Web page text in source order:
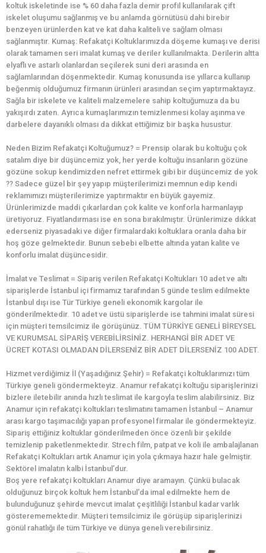
koltuk iskeletinde ise % 60 daha fazla demir profil kullanılarak çift
iskelet oluşumu sağlanmış ve bu anlamda görnütüsü dahi birebir
benzeyen ürünlerden kat ve kat daha kaliteli ve sağlam olması
sağlanmıştır. Kumaş: Refakatçi Koltuklarımızda döşeme kumaşı ve derisi
olarak tamamen seri imalat kumaş ve deriler kullanılmakta. Derilerin altta
elyaflı ve astarlı olanlardan seçilerek suni deri arasında en
sağlamlarından döşenmektedir. Kumaş konusunda ise yıllarca kullanıp
beğenmiş olduğumuz firmanın ürünleri arasından seçim yaptırmaktayız.
Sağla bir iskelete ve kaliteli malzemelere sahip koltuğumuza da bu
yakışırdı zaten. Ayrıca kumaşlarımızın temizlenmesi kolay aşınma ve
darbelere dayanıklı olması da dikkat ettiğimiz bir başka husustur.
Neden Bizim Refakatçi Koltuğumuz? = Prensip olarak bu koltuğu çok
satalım diye bir düşüncemiz yok, her yerde koltuğu insanların gözüne
gözüne sokup kendimizden nefret ettirmek gibi bir düşüncemiz de yok
?? Sadece güzel bir şey yapıp müşterilerimizi memnun edip kendi
reklamımızı müşterilerimize yaptırmaktır en büyük gayemiz.
Ürünlerimizde maddi çıkarlardan çok kalite ve konforla harmanlayıp
üretiyoruz. Fiyatlandırması ise en sona bırakılmıştır. Ürünlerimize dikkat
ederseniz piyasadaki ve diğer firmalardaki koltuklara oranla daha bir
hoş göze gelmektedir. Bunun sebebi elbette altında yatan kalite ve
konforlu imalat düşüncesidir.
İmalat ve Teslimat = Sipariş verilen Refakatçi Koltukları 10 adet ve altı
siparişlerde İstanbul içi firmamız tarafından 5 günde teslim edilmekte
İstanbul dışı ise Tür Türkiye geneli ekonomik kargolar ile
gönderilmektedir. 10 adet ve üstü siparişlerde ise tahmini imalat süresi
için müşteri temsilcimiz ile görüşünüz. TÜM TÜRKİYE GENELİ BİREYSEL
VE KURUMSAL SİPARİŞ VEREBİLİRSİNİZ. HERHANGİ BİR ADET VE
ÜCRET KOTASI OLMADAN DİLERSENİZ BİR ADET DİLERSENİZ 100 ADET.
Hizmet verdiğimiz İl (Yaşadığınız Şehir) = Refakatçi koltuklarımızı tüm
Türkiye geneli göndermekteyiz. Anamur refakatçi koltuğu siparişlerinizi
bizlere iletebilir anında hızlı teslimat ile kargoyla teslim alabilirsiniz. Biz
Anamur için refakatçi koltukları teslimatını tamamen İstanbul – Anamur
arası kargo taşımacılığı yapan profesyonel firmalar ile göndermekteyiz.
Sipariş ettiğiniz koltuklar gönderilmeden önce özenli bir şekilde
temizlenip paketlenmektedir. Strech film, patpat ve koli ile ambalajlanan
Refakatçi Koltukları artık Anamur için yola çıkmaya hazır hale gelmiştir.
Sektörel imalatın kalbi İstanbul’dur.
Boş yere refakatçi koltukları Anamur diye aramayın. Çünkü bulacak
olduğunuz birçok koltuk hem İstanbul’da imal edilmekte hem de
bulunduğunuz şehirde mevcut imalat çeşitliliği İstanbul kadar varlık
gösterememektedir. Müşteri temsilcimiz ile görüşüp siparişlerinizi
gönül rahatlığı ile tüm Türkiye ve dünya geneli verebilirsiniz.